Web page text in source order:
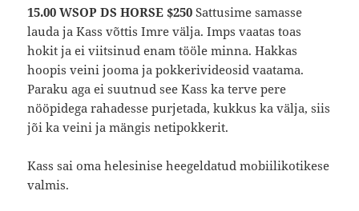
15.00 WSOP DS HORSE $250 Sattusime samasse
lauda ja Kass võttis Imre välja. Imps vaatas toas
hokit ja ei viitsinud enam tööle minna. Hakkas
hoopis veini jooma ja pokkerivideosid vaatama.
Paraku aga ei suutnud see Kass ka terve pere
nööpidega rahadesse purjetada, kukkus ka välja, siis
jõi ka veini ja mängis netipokkerit.
Kass sai oma helesinise heegeldatud mobiilikotikese
valmis.